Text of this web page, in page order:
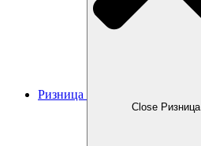
Ризница
Close Ризница